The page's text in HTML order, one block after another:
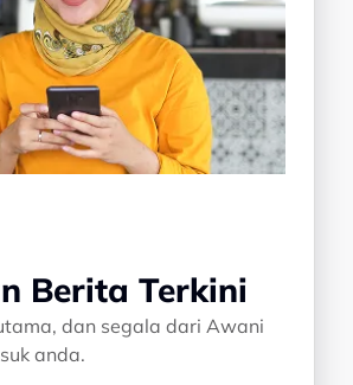
Berita Terkini
dan segala dari Awani
anda.